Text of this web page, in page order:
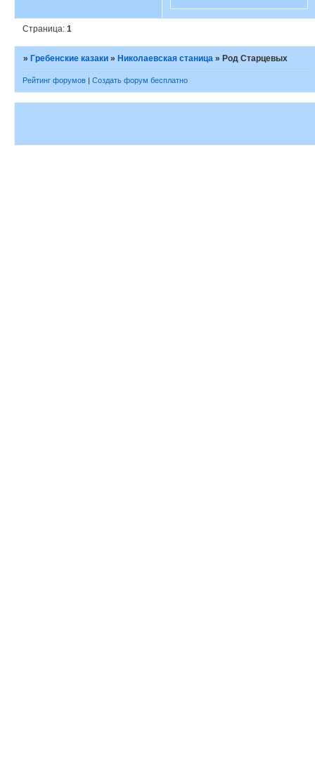
Страница:1
»Гребенские казаки »Николаевская станица »Род Старцевых
Рейтинг форумов Создать форум бесплатно